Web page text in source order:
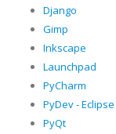
Django
Gimp
Inkscape
Launchpad
PyCharm
PyDev -
PyQt